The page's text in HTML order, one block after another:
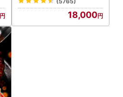
18,000